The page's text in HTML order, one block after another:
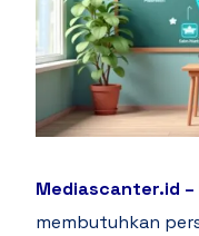
Mediascanter.id –
membutuhkan